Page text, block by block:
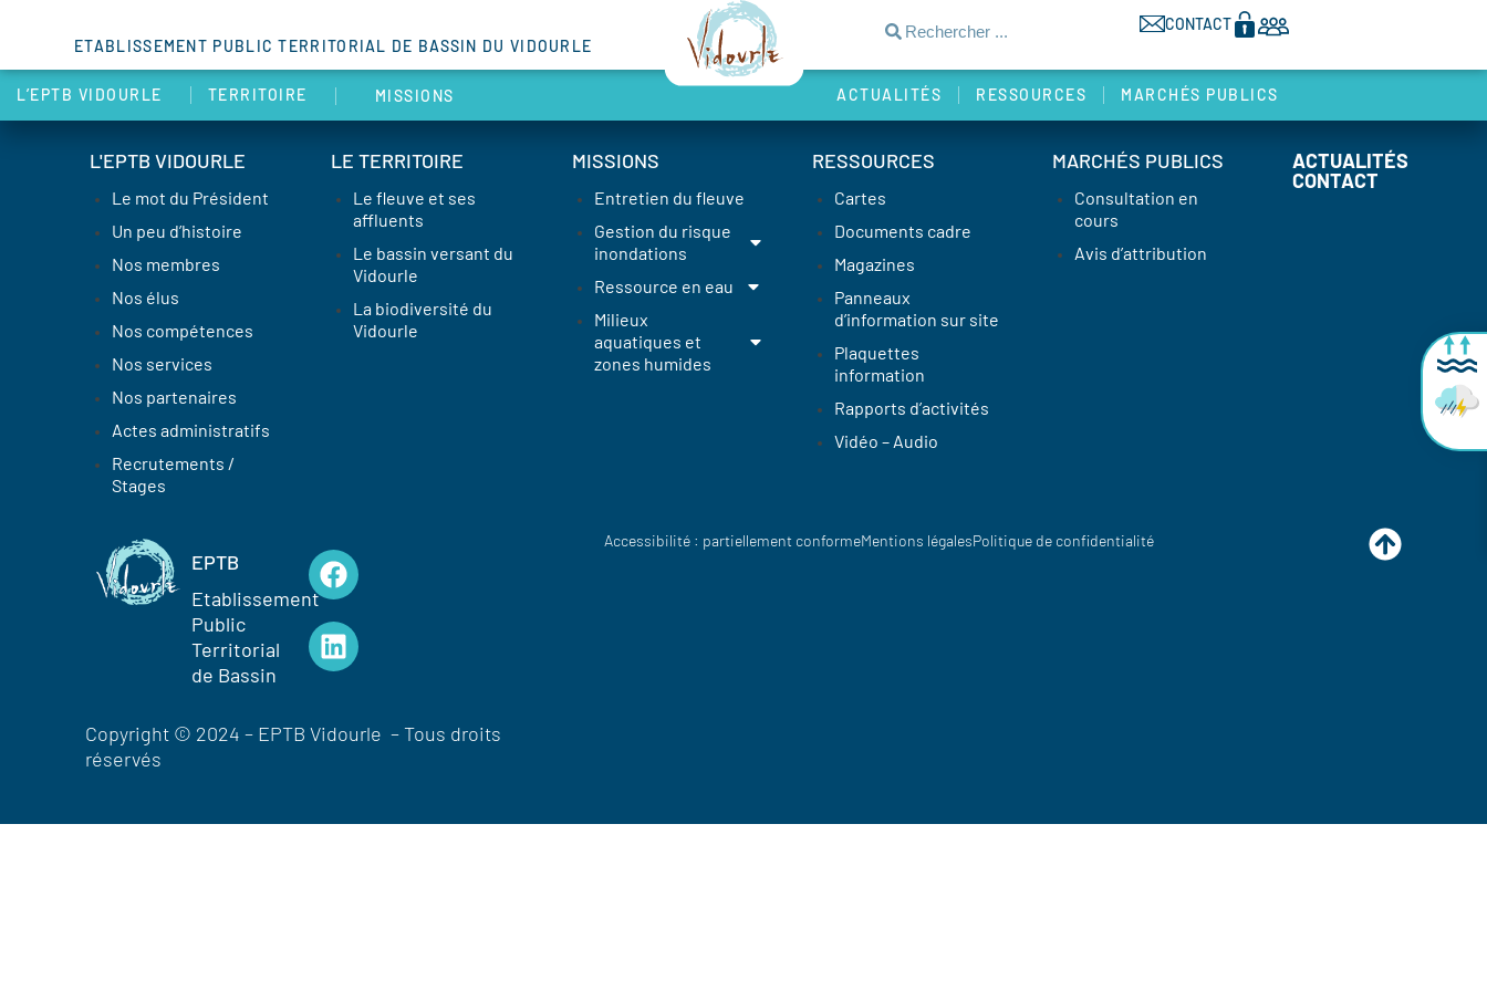
ETABLISSEMENT PUBLIC TERRITORIAL DE BASSIN DU VIDOURLE
CONTACT
L’EPTB VIDOURLE TERRITOIRE MISSIONS ACTUALITÉS RESSOURCES MARCHÉS PUBLICS
L'EPTB VIDOURLE
Le mot du Président
Un peu d’histoire
Nos membres
Nos élus
Nos compétences
Nos services
Nos partenaires
Actes administratifs
Recrutements /
Stages
LE TERRITOIRE
Le fleuve et ses
affluents
Le bassin versant du
Vidourle
La biodiversité du
Vidourle
MISSIONS
Entretien du fleuve
Gestion du risque
inondations
Ressource en eau
Milieux
aquatiques et
zones humides
RESSOURCES
Cartes
Documents cadre
Magazines
Panneaux
d’information sur site
Plaquettes
information
Rapports d’activités
Vidéo – Audio
MARCHÉS PUBLICS
Consultation en
cours
Avis d’attribution
ACTUALITÉS
CONTACT
EPTB
Etablissement
Public
Territorial
de Bassin
Copyright © 2024 – EPTB Vidourle – Tous droits
réservés
Accessibilité : partiellement conformeMentions légalesPolitique de confidentialité